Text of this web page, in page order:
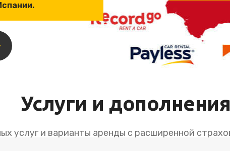
Услуги и дополнения
услуг и варианты аренды с расширенной